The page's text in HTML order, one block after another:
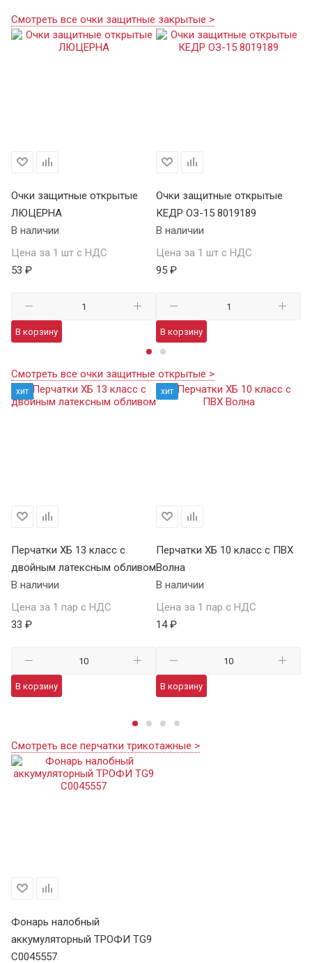
Смотреть все очки защитные закрытые >
Очки защитные открытые
ЛЮЦЕРНА
В наличии
Цена за 1 шт с НДС
53 ₽
В корзину
Очки защитные открытые
КЕДР ОЗ-15 8019189
В наличии
Цена за 1 шт с НДС
95 ₽
В корзину
Смотреть все очки защитные открытые >
хит
Перчатки ХБ 13 класс с
двойным латексным обливом
В наличии
Цена за 1 пар с НДС
33 ₽
В корзину
хит
Перчатки ХБ 10 класс с ПВХ
Волна
В наличии
Цена за 1 пар с НДС
14 ₽
В корзину
Смотреть все перчатки трикотажные >
Фонарь налобный
аккумуляторный ТРОФИ TG9
C0045557